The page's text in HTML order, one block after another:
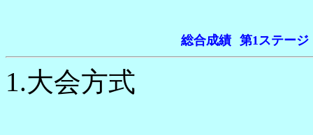
総合成績 第1ステージ
1.大会方式